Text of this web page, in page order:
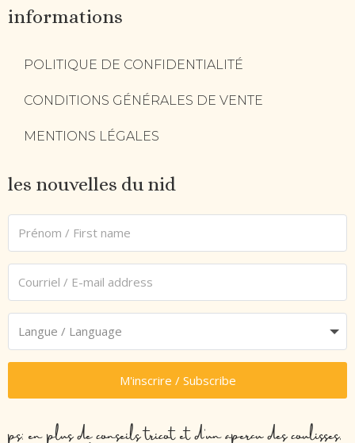
informations
POLITIQUE DE CONFIDENTIALITÉ
CONDITIONS GÉNÉRALES DE VENTE
MENTIONS LÉGALES
les nouvelles du nid
M'inscrire / Subscribe
ps: en plus de conseils tricot et d’un aperçu des coulisses,